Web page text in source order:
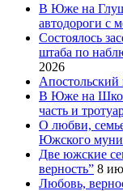
В Юже на
автодороги с
Состоялось
штаба по
2026
Апостольский
В Юже на
часть и
О любви,
Южского
Две южские
верность” 8
Любовь,